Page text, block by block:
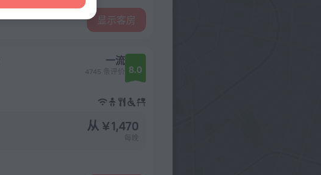
显示客房
一流
4745 条评价 8.0
从 ¥ 1,470